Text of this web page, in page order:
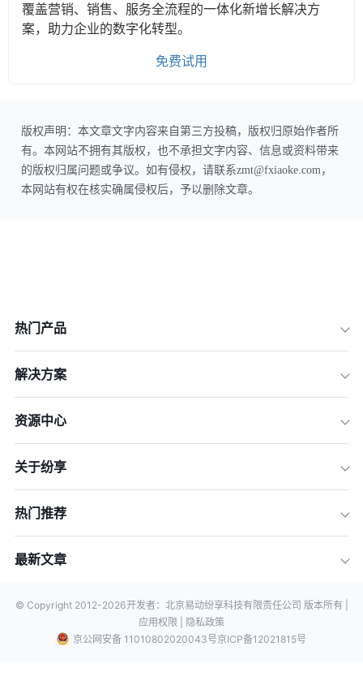
覆盖营销、销售、服务全流程的一体化新增长解决方
案，助力企业的数字化转型。
免费试用
版权声明：本文章文字内容来自第三方投稿，版权归原始作者所
有。本网站不拥有其版权，也不承担文字内容、信息或资料带来
的版权归属问题或争议。如有侵权，请联系zmt@fxiaoke.com，
本网站有权在核实确属侵权后，予以删除文章。
热门产品
解决方案
资源中心
关于纷享
热门推荐
最新文章
© Copyright 2012-2026开发者：北京易动纷享科技有限责任公司 版本所有 |
应用权限 |
隐私政策
京公网安备 11010802020043号京ICP备12021815号